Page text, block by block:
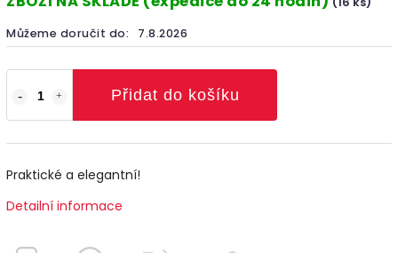
Můžeme doručit do: 7.8.2026
Přidat do košíku
Praktické a elegantní!
Detailní informace